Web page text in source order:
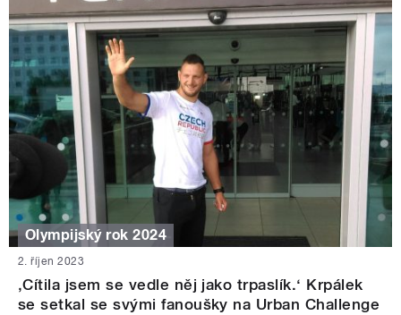
Olympijský rok 2024
2. říjen 2023
‚Cítila jsem se vedle něj jako trpaslík.‘ Krpálek
se setkal se svými fanoušky na Urban Challenge